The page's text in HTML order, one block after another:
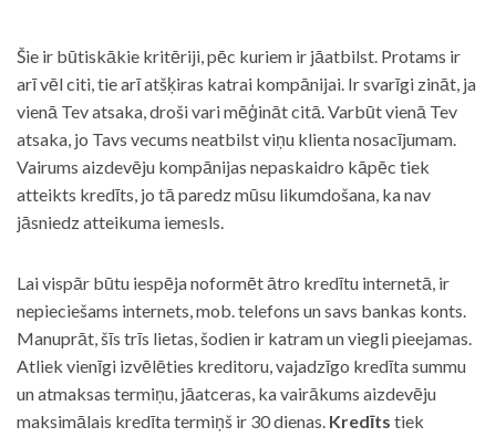
Šie ir būtiskākie kritēriji, pēc kuriem ir jāatbilst. Protams ir
arī vēl citi, tie arī atšķiras katrai kompānijai. Ir svarīgi zināt, ja
vienā Tev atsaka, droši vari mēģināt citā. Varbūt vienā Tev
atsaka, jo Tavs vecums neatbilst viņu klienta nosacījumam.
Vairums aizdevēju kompānijas nepaskaidro kāpēc tiek
atteikts kredīts, jo tā paredz mūsu likumdošana, ka nav
jāsniedz atteikuma iemesls.
Lai vispār būtu iespēja noformēt ātro kredītu internetā, ir
nepieciešams internets, mob. telefons un savs bankas konts.
Manuprāt, šīs trīs lietas, šodien ir katram un viegli pieejamas.
Atliek vienīgi izvēlēties kreditoru, vajadzīgo kredīta summu
un atmaksas termiņu, jāatceras, ka vairākums aizdevēju
maksimālais kredīta termiņš ir 30 dienas. Kredīts tiek